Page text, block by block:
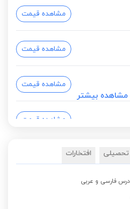
مشاهده قیمت
مشاهده قیمت
مشاهده قیمت
مشاهده قیمت
مشاهده بیشتر
تحصیلی افتخارات
درس فارسی و عربی